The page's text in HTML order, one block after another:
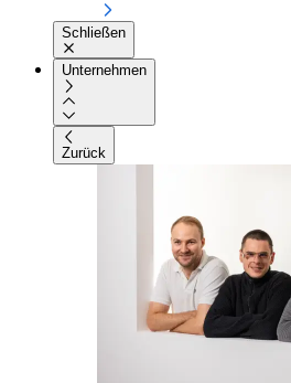
Schließen
Unternehmen
Zurück